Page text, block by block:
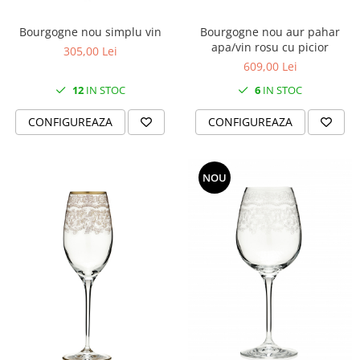
Bourgogne nou simplu vin
305,00 Lei
12IN STOC
CONFIGUREAZA
Bourgogne nou aur pahar
apa/vin rosu cu picior
609,00 Lei
6 IN STOC
CONFIGUREAZA
NOU